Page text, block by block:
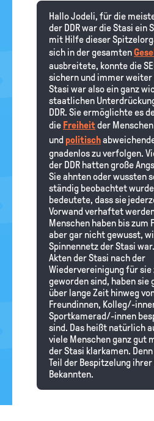
Hallo Jodeli, für die
der DDR war die Stasi ein
mit Hilfe dieser
sich in der gesamten
ausbreitete, konnte die
sichern und immer weiter
Stasi war also ein ganz
staatlichen
DDR. Sie ermöglichte es
die Freiheitder
und politisch
gnadenlos zu verfolgen.
der DDR hatten große
Sie ahnten oder wussten
ständig beobachtet
bedeutete, dass sie
Vorwand verhaftet
Menschen haben bis zum
aber gar nicht gewusst,
Spinnennetz der Stasi
Akten der Stasi nach der
Wiedervereinigung für sie
geworden sind, haben sie
über lange Zeit hinweg
Freundinnen, Kolleg/-
Sportkamerad/-innen
sind. Das heißt natürlich
viele Menschen ganz gut
der Stasi klarkamen.
Teil der Bespitzelung ihrer
Bekannten.